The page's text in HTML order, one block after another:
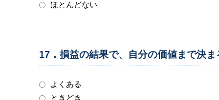
ほとんどない
17．損益の結果で、自分の価値まで決
よくある
ときどき